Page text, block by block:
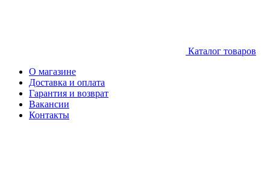
Каталог товаров
О магазине
Доставка и оплата
Гарантия и возврат
Вакансии
Контакты